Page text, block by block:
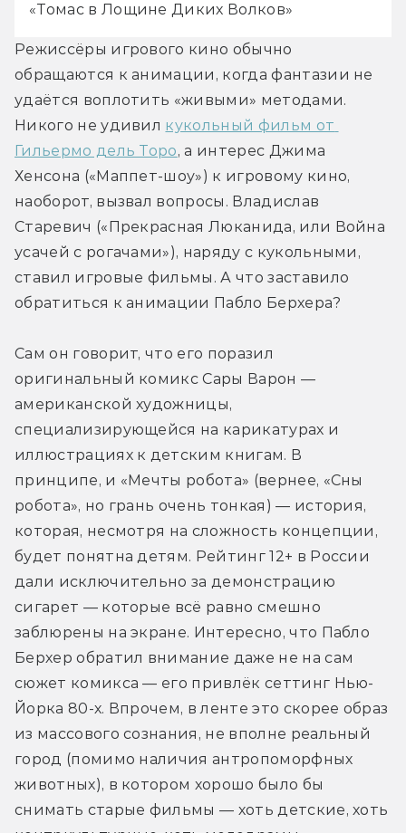
«Томас в Лощине Диких Волков»
Режиссёры игрового кино обычно
обращаются к анимации, когда фантазии не
удаётся воплотить «живыми» методами.
Никого не удивил кукольный фильм от
Гильермо дель Торо, а интерес Джима
Хенсона («Маппет-шоу») к игровому кино,
наоборот, вызвал вопросы. Владислав
Старевич («Прекрасная Люканида, или Война
усачей с рогачами»), наряду с кукольными,
ставил игровые фильмы. А что заставило
обратиться к анимации Пабло Берхера?
Сам он говорит, что его поразил
оригинальный комикс Сары Варон —
американской художницы,
специализирующейся на карикатурах и
иллюстрациях к детским книгам. В
принципе, и «Мечты робота» (вернее, «Сны
робота», но грань очень тонкая) — история,
которая, несмотря на сложность концепции,
будет понятна детям. Рейтинг 12+ в России
дали исключительно за демонстрацию
сигарет — которые всё равно смешно
заблюрены на экране. Интересно, что Пабло
Берхер обратил внимание даже не на сам
сюжет комикса — его привлёк сеттинг Нью-
Йорка 80-х. Впрочем, в ленте это скорее образ
из массового сознания, не вполне реальный
город (помимо наличия антропоморфных
животных), в котором хорошо было бы
снимать старые фильмы — хоть детские, хоть